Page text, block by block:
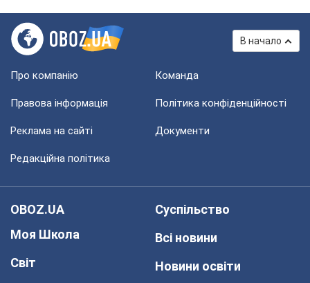
В начало
Про компанію Команда
Правова інформація Політика конфіденційності
Реклама на сайті Документи
Редакційна політика
OBOZ.UA
Моя Школа
Світ
Суспільство
Всі новини
Новини освіти